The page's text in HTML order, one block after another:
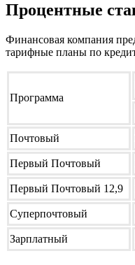
Процентные
Финансовая компания
тарифные планы по
Программа
Почтовый
Первый Почтовый
Первый Почтовый 12,9
Суперпочтовый
Зарплатный